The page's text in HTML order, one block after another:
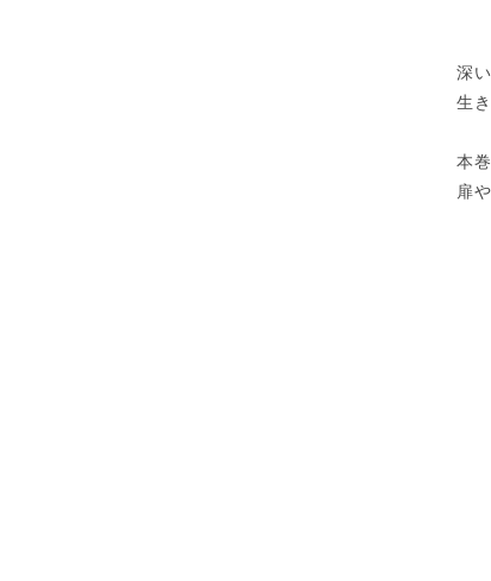
深
生
本
扉